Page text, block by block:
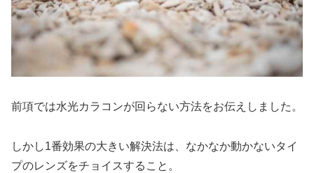
前項では水光カラコンが回らない方法をお伝えしました。
しかし1番効果の大きい解決法は、なかなか動かないタイ
プのレンズをチョイスすること。